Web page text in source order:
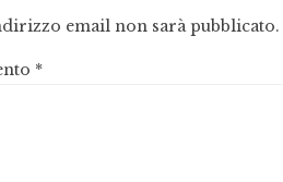
email non sarà pubblicato.
*